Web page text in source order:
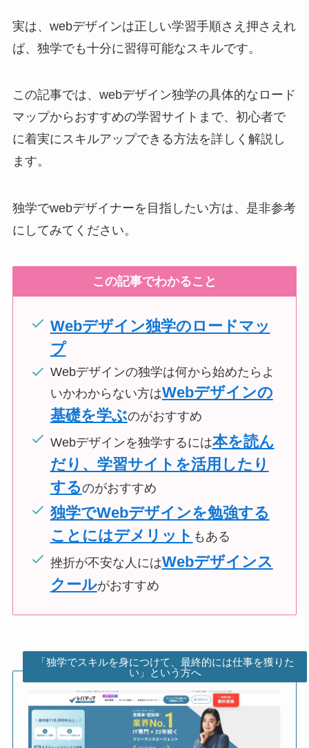
実は、webデザインは正しい学習手順さえ押さえれ
ば、独学でも十分に習得可能なスキルです。
この記事では、webデザイン独学の具体的なロード
マップからおすすめの学習サイトまで、初心者で
に着実にスキルアップできる方法を詳しく解説し
ます。
独学でwebデザイナーを目指したい方は、是非参考
にしてみてください。
この記事でわかること
Webデザイン独学のロードマッ
プ
Webデザインの独学は何から始めたらよ
いかわからない方はWebデザインの
基礎を学ぶのがおすすめ
Webデザインを独学するには本を読ん
だり、学習サイトを活用したり
するのがおすすめ
独学でWebデザインを勉強する
ことにはデメリット もある
挫折が不安な人にはWebデザインス
クールがおすすめ
「独学でスキルを身につけて、最終的には仕事を獲りた
い」という方へ